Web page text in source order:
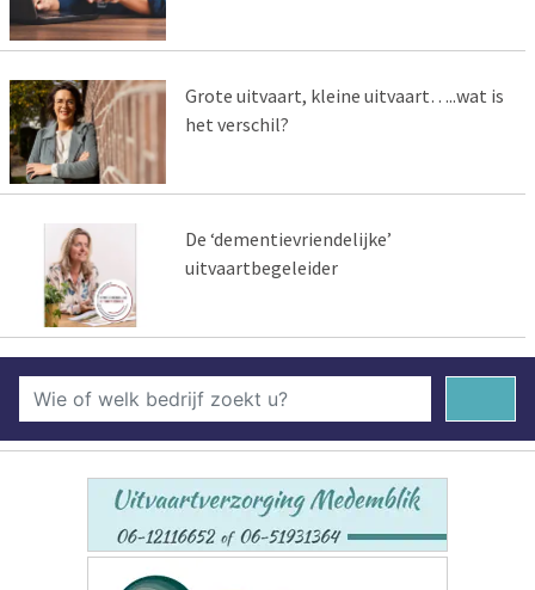
Grote uitvaart, kleine uitvaart…..wat is
het verschil?
De ‘dementievriendelijke’
uitvaartbegeleider